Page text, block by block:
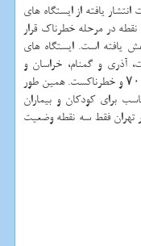
یافته از ایستگاه های
ثابت سنجش صوت در تهران، آلودگی صوتی در ۹ نقطه در مرحله خطرناك قرار
یافته است. ایستگاه های
آذری و گمنام، خراسان و
بهاران ایستگاه هایی هستند كه شاخص آنها بالای ۷۰ و خطرناكست. همین طور
آزاردهنده و۶ نقطه نامناسب برای كودكان و بیماران
فقط سه نقطه وضعیت